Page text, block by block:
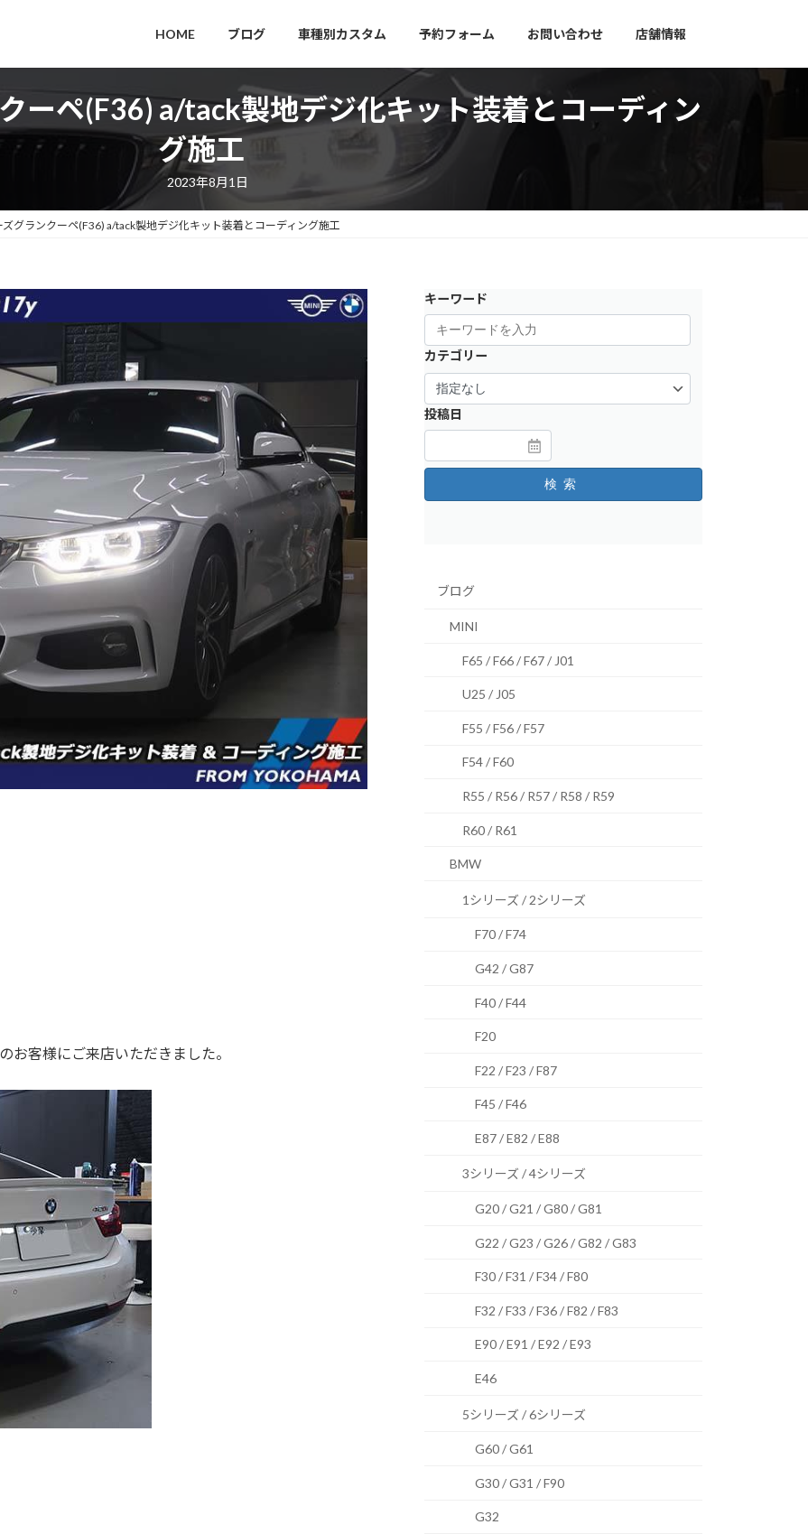
HOME ブログ 車種別カスタム 予約フォーム お問い合わせ 店舗情報
ーペ(F36) a/tack製地デジ化キット装着とコーディン
グ施工
2023年8月1日
グランクーペ(F36) a/tack製地デジ化キット装着とコーディング施工
お客様にご来店いただきました。
キーワード
カテゴリー
投稿日
検索
ブログ
MINI
F65 / F66 / F67 / J01
U25 / J05
F55 / F56 / F57
F54 / F60
R55 / R56 / R57 / R58 / R59
R60 / R61
BMW
1シリーズ / 2シリーズ
F70 / F74
G42 / G87
F40 / F44
F20
F22 / F23 / F87
F45 / F46
E87 / E82 / E88
3シリーズ / 4シリーズ
G20 / G21 / G80 / G81
G22 / G23 / G26 / G82 / G83
F30 / F31 / F34 / F80
F32 / F33 / F36 / F82 / F83
E90 / E91 / E92 / E93
E46
5シリーズ / 6シリーズ
G60 / G61
G30 / G31 / F90
G32